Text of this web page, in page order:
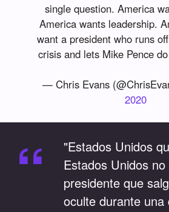
single question. America
America wants leadership.
want a president who runs
crisis and lets Mike Pence
— Chris Evans
2020
“
"Estados Unidos
Estados Unidos
presidente que
oculte durante una